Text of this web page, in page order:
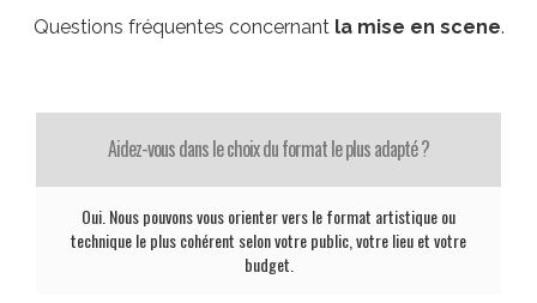
Questions fréquentes concernant la mise en scene.
Aidez-vous dans le choix du format le plus adapté ?
Oui. Nous pouvons vous orienter vers le format artistique ou
technique le plus cohérent selon votre public, votre lieu et votre
budget.